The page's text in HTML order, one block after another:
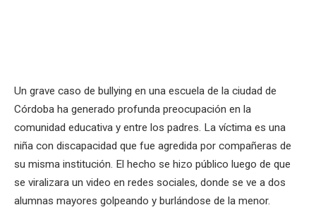
Un grave caso de bullying en una escuela de la ciudad de
Córdoba ha generado profunda preocupación en la
comunidad educativa y entre los padres. La víctima es una
niña con discapacidad que fue agredida por compañeras de
su misma institución. El hecho se hizo público luego de que
se viralizara un video en redes sociales, donde se ve a dos
alumnas mayores golpeando y burlándose de la menor.